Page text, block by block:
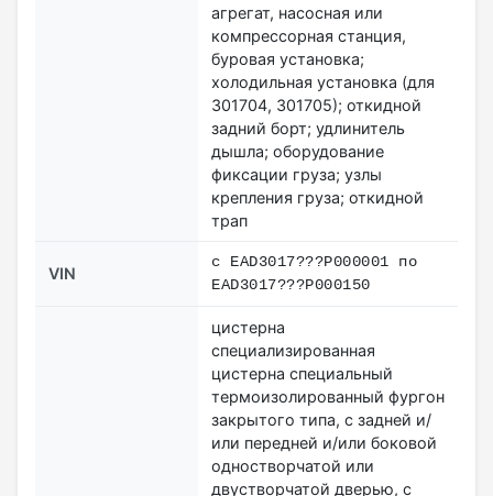
агрегат, насосная или
компрессорная станция,
буровая установка;
холодильная установка (для
301704, 301705); откидной
задний борт; удлинитель
дышла; оборудование
фиксации груза; узлы
крепления груза; откидной
трап
VIN
с EAD3017???P000001 по
EAD3017???P000150
цистерна
специализированная
цистерна специальный
термоизолированный фургон
закрытого типа, с задней и/
или передней и/или боковой
одностворчатой или
двустворчатой дверью, с